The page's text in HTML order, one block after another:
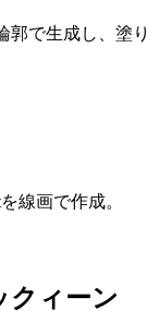
郭で生成し、塗り
線画で作成。
クィーン